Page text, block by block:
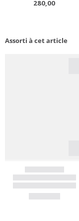
Assorti à cet article